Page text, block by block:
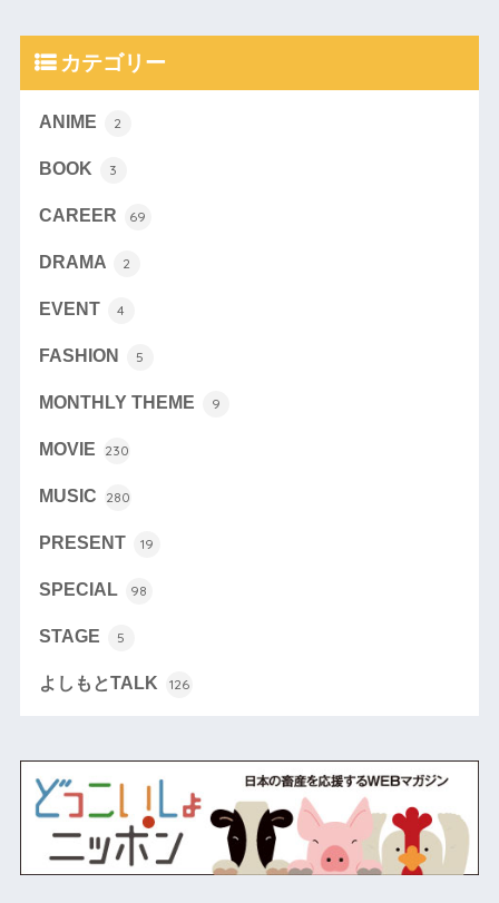
カテゴリー
ANIME 2
BOOK 3
CAREER 69
DRAMA 2
EVENT 4
FASHION 5
MONTHLY THEME 9
MOVIE 230
MUSIC 280
PRESENT 19
SPECIAL 98
STAGE 5
よしもとTALK 126